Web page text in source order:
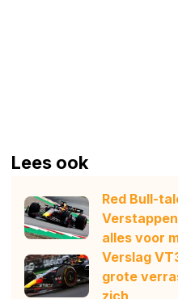
Lees ook
Red Bull-
alles voor
Verslag
grote
zich